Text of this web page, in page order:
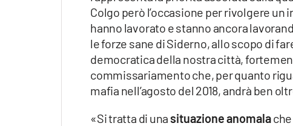
Colgo però l’occasione per rivolgere
hanno lavorato e stanno ancora
le forze sane di Siderno, allo scopo di
democratica della nostra città,
commissariamento che, per quanto
mafia nell’agosto del 2018, andrà ben
«Si tratta di una situazione anomala